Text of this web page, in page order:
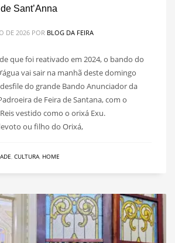
Sant’Anna
DE 2026 POR BLOG DA FEIRA
que foi reativado em 2024, o bando do
vai sair na manhã deste domingo
do grande Bando Anunciador da
de Feira de Santana, com o
vestido como o orixá Exu.
ou filho do Orixá,
, CULTURA, HOME